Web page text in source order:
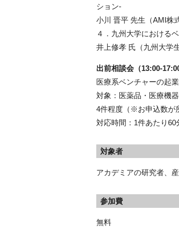
ション-
小川 晋平 先生（AMI株
４．九州大学における
井上修孝 氏（九州大学
出前相談会（13:00-17:00
医療系ベンチャーの起
対象：医薬品・医療機
4件程度（※お申込数が
対応時間：1件あたり60
対象者
アカデミアの研究者、
参加費
無料